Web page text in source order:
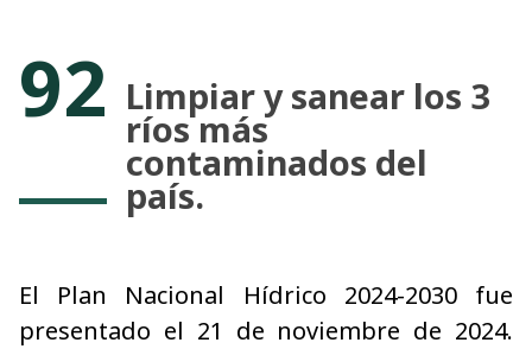
92 Limpiar y sanear los 3
ríos más
contaminados del
país.
El Plan Nacional Hídrico 2024-2030 fue
presentado el 21 de noviembre de 2024.